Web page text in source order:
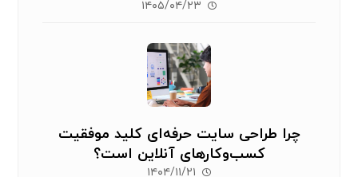
۱۴۰۵/۰۴/۲۳
چرا طراحی سایت حرفه‌ای کلید موفقیت
کسب‌وکارهای آنلاین است؟
۱۴۰۴/۱۱/۲۱